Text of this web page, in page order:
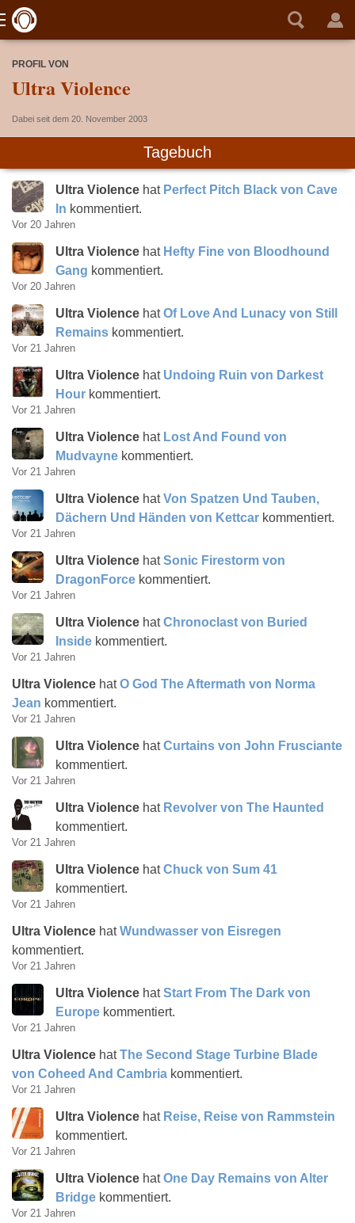
PROFIL VON
Ultra Violence
Dabei seit dem 20. November 2003
Tagebuch
Ultra Violence hat Perfect Pitch Black von Cave
In kommentiert.
Vor 20 Jahren
Ultra Violence hat Hefty Fine von Bloodhound
Gang kommentiert.
Vor 20 Jahren
Ultra Violence hatOf Love And Lunacy von Still
Remains kommentiert.
Vor 21 Jahren
Ultra Violence hat Undoing Ruin von Darkest
Hour kommentiert.
Vor 21 Jahren
Ultra Violence hat Lost And Found von
Mudvayne kommentiert.
Vor 21 Jahren
Ultra Violence hatVon Spatzen Und Tauben,
Dächern Und Händen von Kettcar kommentiert.
Vor 21 Jahren
Ultra Violence hatSonic Firestorm von
DragonForce kommentiert.
Vor 21 Jahren
Ultra Violence hatChronoclast von Buried
Inside kommentiert.
Vor 21 Jahren
Ultra Violence hatO God The Aftermath von Norma
Jean kommentiert.
Vor 21 Jahren
Ultra Violence hatCurtains von John Frusciante
kommentiert.
Vor 21 Jahren
Ultra Violence hat Revolver von The Haunted
kommentiert.
Vor 21 Jahren
Ultra Violence hatChuck von Sum 41
kommentiert.
Vor 21 Jahren
Ultra Violence hatWundwasser von Eisregen
kommentiert.
Vor 21 Jahren
Ultra Violence hatStart From The Dark von
Europe kommentiert.
Vor 21 Jahren
Ultra Violence hatThe Second Stage Turbine Blade
von Coheed And Cambria kommentiert.
Vor 21 Jahren
Ultra Violence hat Reise, Reise von Rammstein
kommentiert.
Vor 21 Jahren
Ultra Violence hatOne Day Remains von Alter
Bridge kommentiert.
Vor 21 Jahren